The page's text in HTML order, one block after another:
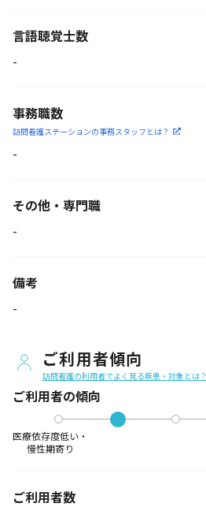
言語聴覚士数
-
事務職数
訪問看護ステーションの事務スタッフとは？
-
その他・専門職
-
備考
-
ご利用者傾向
訪問看護の利用者でよく見る疾患・対象とは？
ご利用者の傾向
医療依存度低い・
慢性期寄り
ご利用者数